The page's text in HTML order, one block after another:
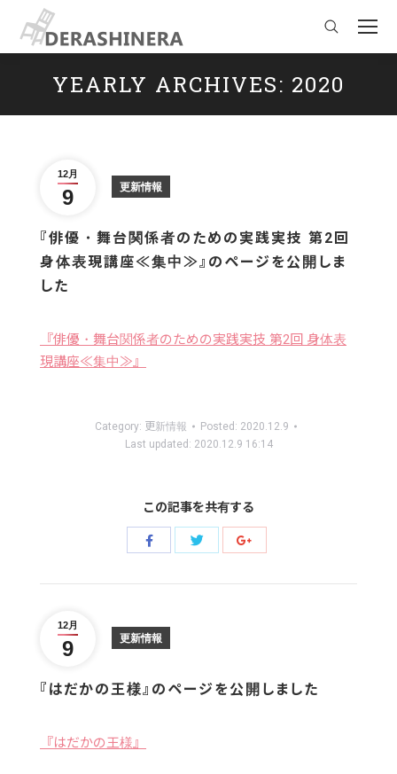
Search:
YEARLY ARCHIVES: 2020
12月
9 更新情報
『俳優・舞台関係者のための実践実技 第2回
身体表現講座≪集中≫』のページを公開しま
した
『俳優・舞台関係者のための実践実技 第2回 身体表
現講座≪集中≫』
Category: 更新情報 Posted: 2020.12.9
Last updated: 2020.12.9 16:14
この記事を共有する
Share
Share
12月
9 更新情報
『はだかの王様』のページを公開しました
『はだかの王様』